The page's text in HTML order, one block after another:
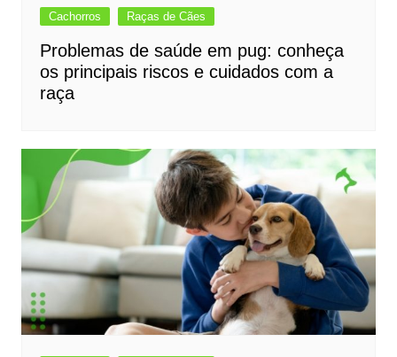
Cachorros Raças de Cães
Problemas de saúde em pug: conheça
os principais riscos e cuidados com a
raça